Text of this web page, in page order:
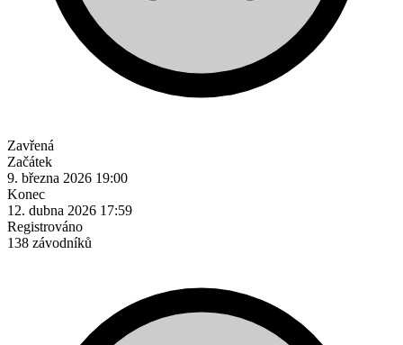
Zavřená
Začátek
9. března 2026 19:00
Konec
12. dubna 2026 17:59
Registrováno
138 závodníků